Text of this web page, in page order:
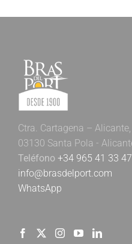
Ctra. Cartagena –
03130 Santa Pola -
Teléfono +34 965 41 33 47
info@brasdelport.com
WhatsApp